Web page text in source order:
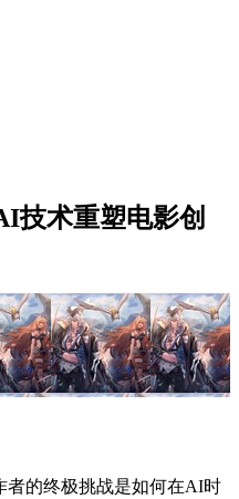
技术重塑电影创
者的终极挑战是如何在AI时